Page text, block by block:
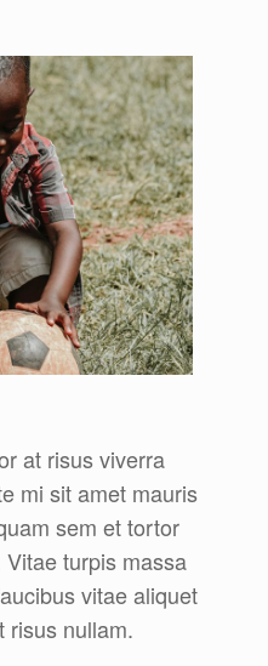
at risus viverra
mi sit amet mauris
sem et tortor
turpis massa
vitae aliquet
risus nullam.